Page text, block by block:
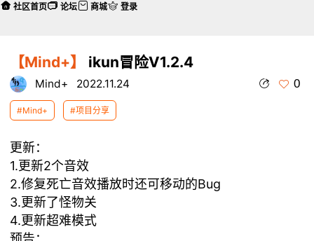
【Mind+】 ikun冒险V1.2.4
Mind+ 2022.11.24 0
#Mind+ #项目分享
更新：
1.更新2个音效
2.修复死亡音效播放时还可移动的Bug
3.更新了怪物关
4.更新超难模式
社区首页 论坛 商城 登录